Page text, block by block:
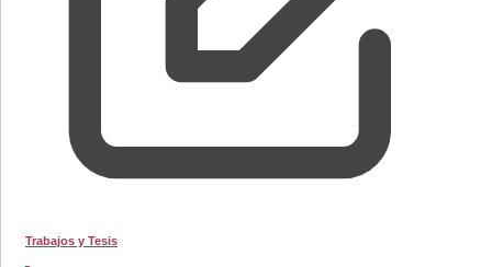
Trabajos y Tesis